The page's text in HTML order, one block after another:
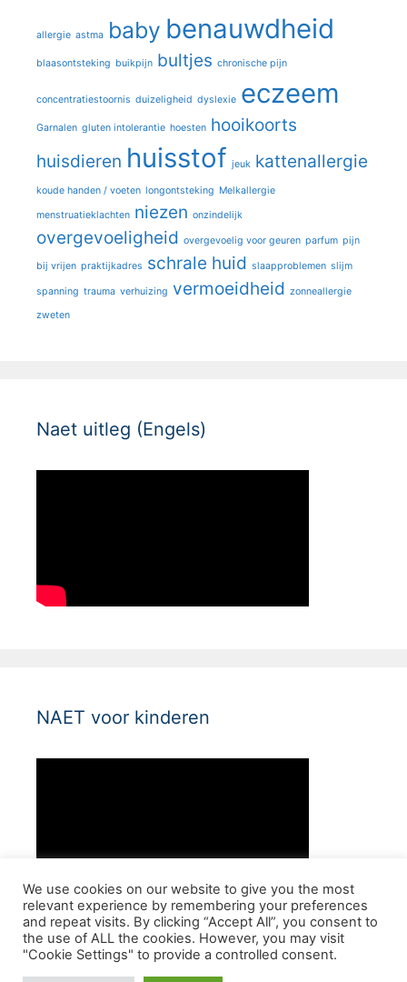
allergie astma baby benauwdheid
blaasontsteking buikpijn bultjes chronische pijn
concentratiestoornis duizeligheid dyslexie eczeem
Garnalen gluten intolerantie hoesten hooikoorts
huisdieren huisstof jeuk kattenallergie
koude handen / voeten longontsteking Melkallergie
menstruatieklachten niezen onzindelijk
overgevoeligheid overgevoelig voor geuren parfum pijn
bij vrijen praktijkadres schrale huid slaapproblemen slijm
spanning trauma verhuizing vermoeidheid zonneallergie
zweten
Naet uitleg (Engels)
NAET voor kinderen
We use cookies on our website to give you the most
relevant experience by remembering your preferences
and repeat visits. By clicking “Accept All”, you consent to
the use of ALL the cookies. However, you may visit
"Cookie Settings" to provide a controlled consent.